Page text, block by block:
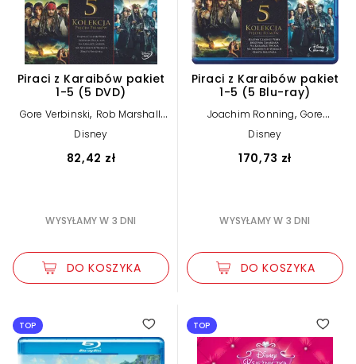
Piraci z Karaibów pakiet
1-5 (5 DVD)
Gore Verbinski, Rob Marshall,
Joachim Ronning
Disney
82,42 zł
WYSYŁAMY W 3 DNI
DO KOSZYKA
Piraci z Karaibów pakiet
1-5 (5 Blu-ray)
Joachim Ronning, Gore
Verbinski,
Disney
170,73 zł
WYSYŁAMY W 3 DNI
DO KOSZYKA
TOP TOP 3.00
religijny 8
romans 23
science-fiction 324
sensacja i kryminał
serie filmowe
teatr 1